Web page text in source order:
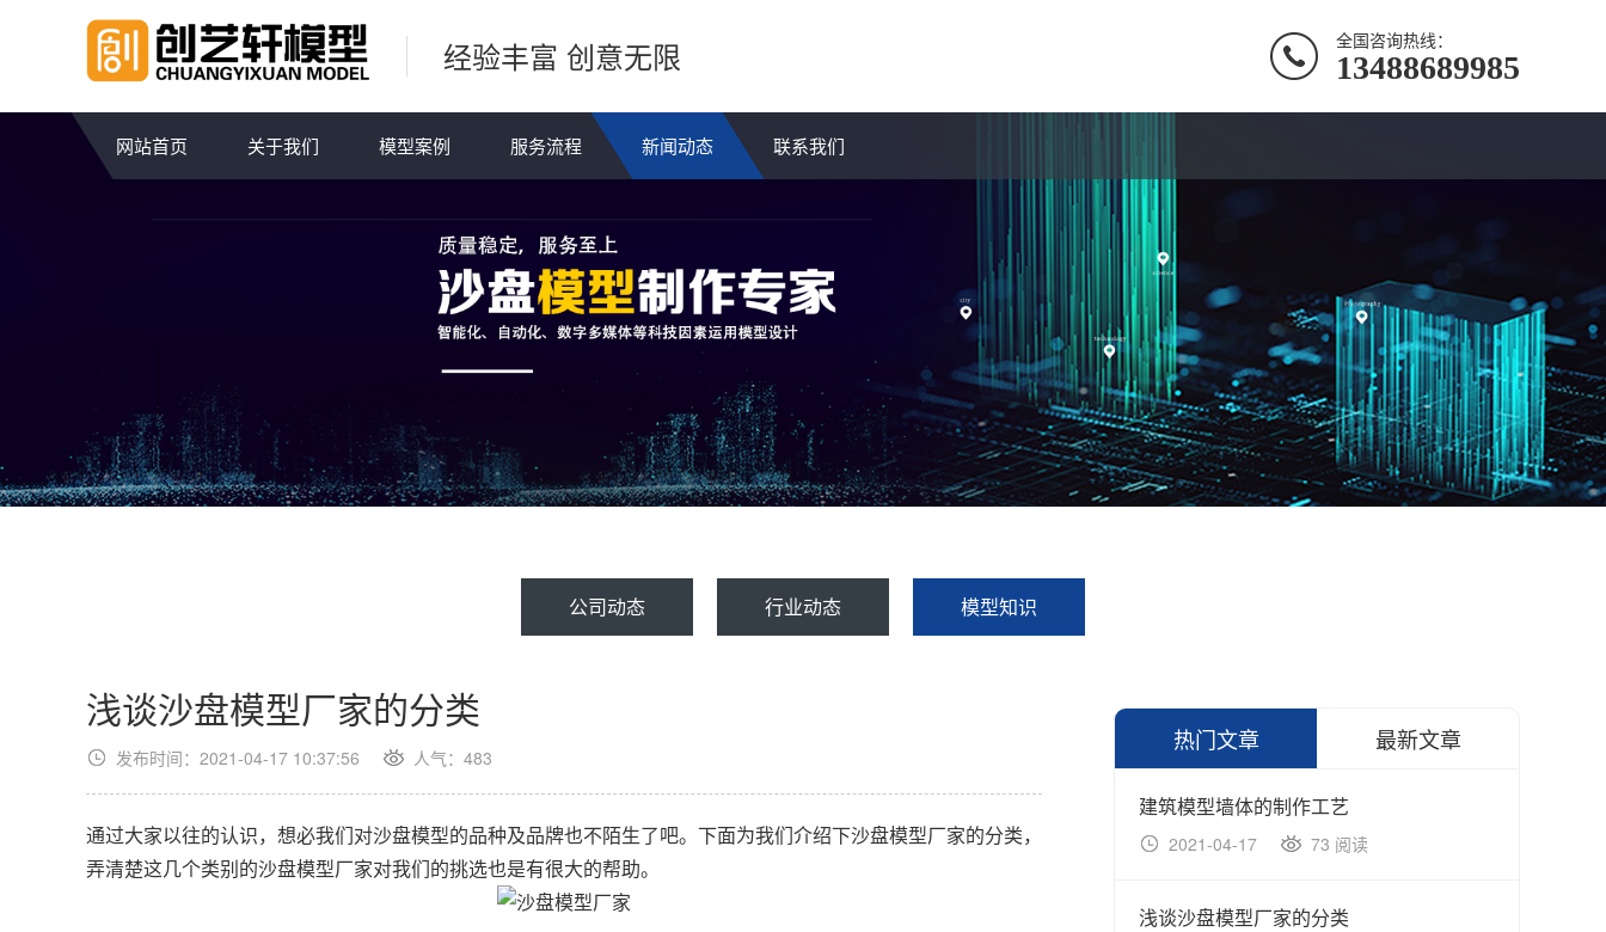
经验丰富 创意无限 全国咨询热线：
13488689985
网站首页 关于我们 模型案例 服务流程 新闻动态 联系我们
公司动态 行业动态 模型知识
浅谈沙盘模型厂家的分类
发布时间：2021-04-17 10:37:56 人气： 483
通过大家以往的认识，想必我们对沙盘模型的品种及品牌也不陌生了吧。下面为我们介绍下沙盘模型厂家的分类，
弄清楚这几个类别的沙盘模型厂家对我们的挑选也是有很大的帮助。
热门文章 最新文章
建筑模型墙体的制作工艺
2021-04-17 73 阅读
浅谈沙盘模型厂家的分类